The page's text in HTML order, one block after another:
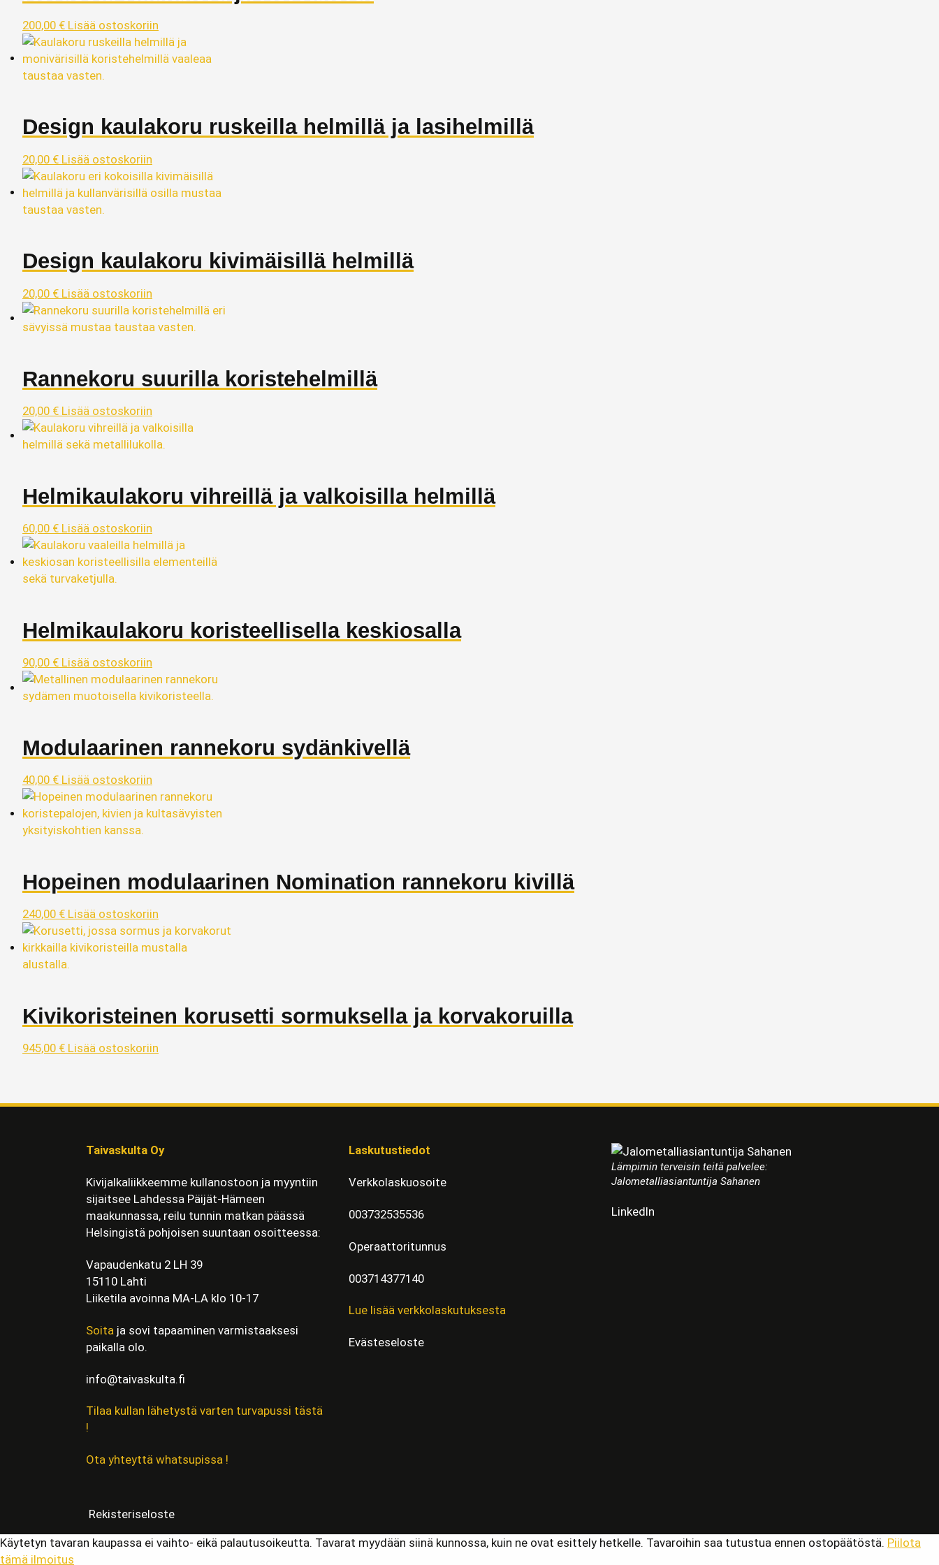
200,00 € Lisää ostoskoriin
Design kaulakoru ruskeilla helmillä ja lasihelmillä
20,00 € Lisää ostoskoriin
Design kaulakoru kivimäisillä helmillä
20,00 € Lisää ostoskoriin
Rannekoru suurilla koristehelmillä
20,00 € Lisää ostoskoriin
Helmikaulakoru vihreillä ja valkoisilla helmillä
60,00 € Lisää ostoskoriin
Helmikaulakoru koristeellisella keskiosalla
90,00 € Lisää ostoskoriin
Modulaarinen rannekoru sydänkivellä
40,00 € Lisää ostoskoriin
Hopeinen modulaarinen Nomination rannekoru kivillä
240,00 € Lisää ostoskoriin
Kivikoristeinen korusetti sormuksella ja korvakoruilla
945,00 € Lisää ostoskoriin
Taivaskulta Oy
Kivijalkaliikkeemme kullanostoon ja myyntiin
sijaitsee Lahdessa Päijät-Hämeen
maakunnassa, reilu tunnin matkan päässä
Helsingistä pohjoisen suuntaan osoitteessa:
Vapaudenkatu 2 LH 39
15110 Lahti
Liiketila avoinna MA-LA klo 10-17
Soita ja sovi tapaaminen varmistaaksesi
paikalla olo.
info@taivaskulta.fi
Tilaa kullan lähetystä varten turvapussi tästä
!
Ota yhteyttä whatsupissa !
Laskutustiedot
Verkkolaskuosoite
003732535536
Operaattoritunnus
003714377140
Lue lisää verkkolaskutuksesta
Evästeseloste
Lämpimin terveisin teitä palvelee:
Jalometalliasiantuntija Sahanen
LinkedIn
Rekisteriseloste
Käytetyn tavaran kaupassa ei vaihto- eikä palautusoikeutta. Tavarat myydään siinä kunnossa, kuin ne ovat esittely hetkelle. Tavaroihin saa tutustua ennen ostopäätöstä. Piilota
tämä ilmoitus